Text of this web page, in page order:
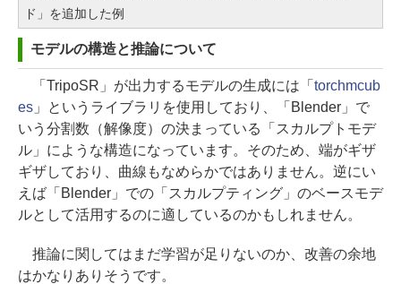
ド」を追加した例
モデルの構造と推論について
「TripoSR」が出力するモデルの生成には「 torchmcub
es」というライブラリを使用しており、「Blender」で
いう分割数（解像度）の決まっている「スカルプトモデ
ル」にような構造になっています。そのため、端がギザ
ギザしており、曲線もなめらかではありません。逆にい
えば「Blender」での「スカルプティング」のベースモデ
ルとして活用するのに適しているのかもしれません。
推論に関してはまだ学習が足りないのか、改善の余地
はかなりありそうです。